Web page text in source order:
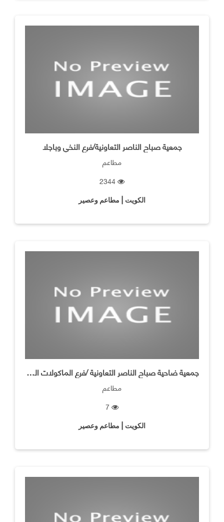
جمعية صباح الناصر التعاونية/فرع النخي وباجلا
مطاعم
الكويت | مطاعم وعصير
جمعية ضاحية صباح الناصر التعاونية /فرع الماكولات الخفيفه
مطاعم
الكويت | مطاعم وعصير